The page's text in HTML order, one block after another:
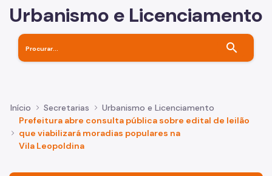
Urbanismo e Licenciamento
search
Início Secretarias
Urbanismo e Licenciamento
Prefeitura abre consulta pública sobre edital de leilão
que viabilizará moradias populares na
Vila Leopoldina